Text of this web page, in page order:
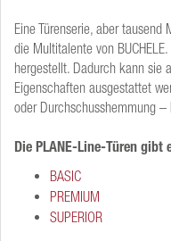
Eine Türenserie, aber
die Multitalente von
hergestellt. Dadurch kann sie
Eigenschaften ausgestattet
oder Durchschusshemmung
Die PLANE-Line-Türen
BASIC
PREMIUM
SUPERIOR